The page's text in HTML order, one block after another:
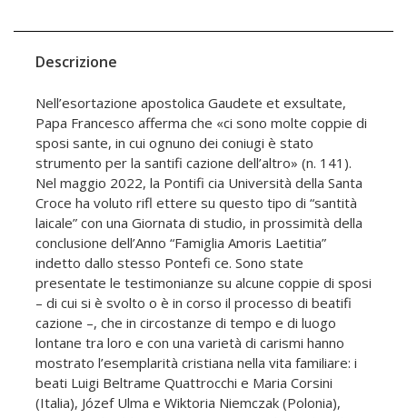
Descrizione
Nell’esortazione apostolica Gaudete et exsultate,
Papa Francesco afferma che «ci sono molte coppie di
sposi sante, in cui ognuno dei coniugi è stato
strumento per la santifi cazione dell’altro» (n. 141).
Nel maggio 2022, la Pontifi cia Università della Santa
Croce ha voluto rifl ettere su questo tipo di “santità
laicale” con una Giornata di studio, in prossimità della
conclusione dell’Anno “Famiglia Amoris Laetitia”
indetto dallo stesso Pontefi ce. Sono state
presentate le testimonianze su alcune coppie di sposi
– di cui si è svolto o è in corso il processo di beatifi
cazione –, che in circostanze di tempo e di luogo
lontane tra loro e con una varietà di carismi hanno
mostrato l’esemplarità cristiana nella vita familiare: i
beati Luigi Beltrame Quattrocchi e Maria Corsini
(Italia), Józef Ulma e Wiktoria Niemczak (Polonia),